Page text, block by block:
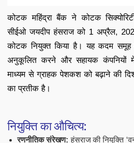
कोटक महिंद्रा बैंक ने कोटक
सीईओ जयदीप हंसराज को 1 अप्रैल,
कोटक नियुक्त किया है। यह कदम समूह
अनुकूलित करने और सहायक कंपनियों में
माध्यम से ग्राहक पेशकश को बढ़ाने की
का प्रतीक है।
नियुक्ति का औचित्य:
रणनीतिक संरेखण: हंसराज की नियुक्ति